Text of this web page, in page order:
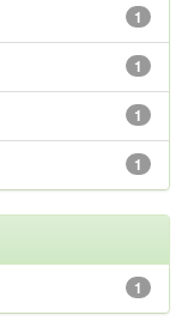
1
1
1
1
1